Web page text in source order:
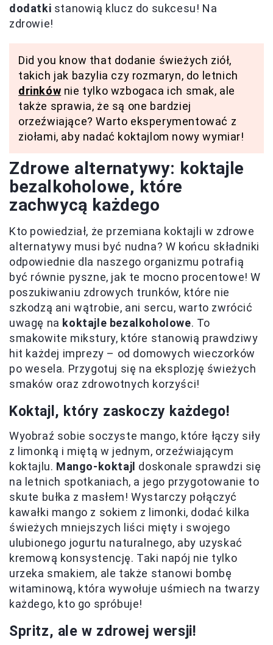
dodatki stanowią klucz do sukcesu! Na
zdrowie!
Did you know that dodanie świeżych ziół,
takich jak bazylia czy rozmaryn, do letnich
drinków nie tylko wzbogaca ich smak, ale
także sprawia, że są one bardziej
orzeźwiające? Warto eksperymentować z
ziołami, aby nadać koktajlom nowy wymiar!
Zdrowe alternatywy: koktajle
bezalkoholowe, które
zachwycą każdego
Kto powiedział, że przemiana koktajli w zdrowe
alternatywy musi być nudna? W końcu składniki
odpowiednie dla naszego organizmu potrafią
być równie pyszne, jak te mocno procentowe! W
poszukiwaniu zdrowych trunków, które nie
szkodzą ani wątrobie, ani sercu, warto zwrócić
uwagę na koktajle bezalkoholowe. To
smakowite mikstury, które stanowią prawdziwy
hit każdej imprezy – od domowych wieczorków
po wesela. Przygotuj się na eksplozję świeżych
smaków oraz zdrowotnych korzyści!
Koktajl, który zaskoczy każdego!
Wyobraź sobie soczyste mango, które łączy siły
z limonką i miętą w jednym, orzeźwiającym
koktajlu. Mango-koktajl doskonale sprawdzi się
na letnich spotkaniach, a jego przygotowanie to
skute bułka z masłem! Wystarczy połączyć
kawałki mango z sokiem z limonki, dodać kilka
świeżych mniejszych liści mięty i swojego
ulubionego jogurtu naturalnego, aby uzyskać
kremową konsystencję. Taki napój nie tylko
urzeka smakiem, ale także stanowi bombę
witaminową, która wywołuje uśmiech na twarzy
każdego, kto go spróbuje!
Spritz, ale w zdrowej wersji!